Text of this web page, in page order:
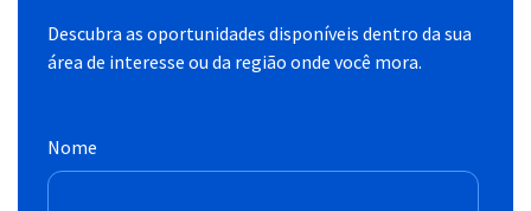
Descubra as oportunidades disponíveis dentro da sua
área de interesse ou da região onde você mora.
Nome